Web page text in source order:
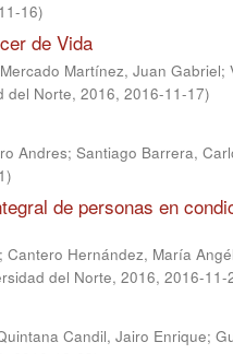
16)
de Vida
Mercado Martínez, Juan Gabriel;
del Norte, 2016, 2016-11-17)
Andres; Santiago Barrera,
)
de personas en
; Cantero Hernández, María
del Norte, 2016, 2016-11-
Candil, Jairo Enrique;